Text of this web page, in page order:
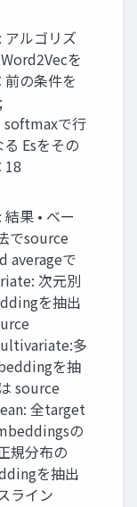
ルゴリズ
を
の条件を
で行
Esをその
18
果 • ベー
でsource
averageで
次元別
を抽出
多
を抽
source
全target
の
規分布の
を抽出
ライン